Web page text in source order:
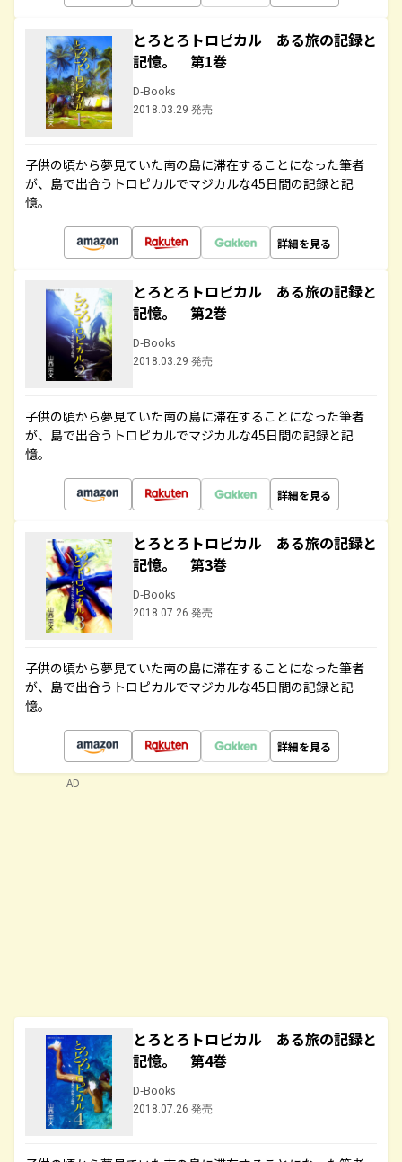
とろとろトロピカル ある旅の記録と
記憶。 第1巻
D-Books
2018.03.29 発売
子供の頃から夢見ていた南の島に滞在することになった筆者
が、島で出合うトロピカルでマジカルな45日間の記録と記
憶。
詳細を見る
とろとろトロピカル ある旅の記録と
記憶。 第2巻
D-Books
2018.03.29 発売
子供の頃から夢見ていた南の島に滞在することになった筆者
が、島で出合うトロピカルでマジカルな45日間の記録と記
憶。
詳細を見る
とろとろトロピカル ある旅の記録と
記憶。 第3巻
D-Books
2018.07.26 発売
子供の頃から夢見ていた南の島に滞在することになった筆者
が、島で出合うトロピカルでマジカルな45日間の記録と記
憶。
詳細を見る
とろとろトロピカル ある旅の記録と
記憶。 第4巻
D-Books
2018.07.26 発売
AD